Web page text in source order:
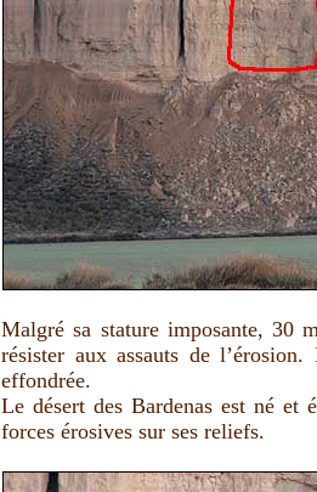
Malgré sa stature imposante, 30
résister aux assauts de
effondrée.
Le désert des Bardenas est né et
forces érosives sur ses reliefs.